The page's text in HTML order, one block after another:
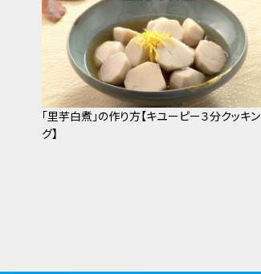
「里芋白煮」の作り方【キユーピー３分クッキン
グ】